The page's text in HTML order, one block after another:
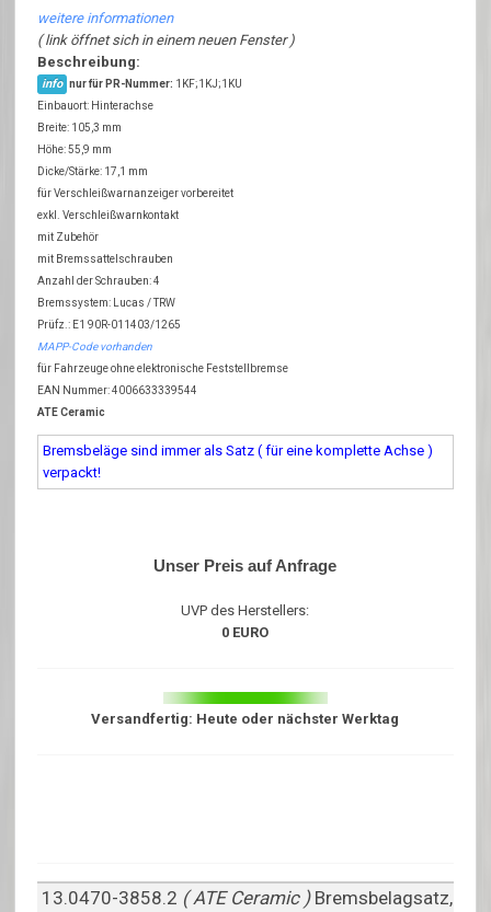
weitere informationen
( link öffnet sich in einem neuen Fenster )
Beschreibung:
info nur für PR-Nummer: 1KF;1KJ;1KU
Einbauort: Hinterachse
Breite: 105,3 mm
Höhe: 55,9 mm
Dicke/Stärke: 17,1 mm
für Verschleißwarnanzeiger vorbereitet
exkl. Verschleißwarnkontakt
mit Zubehör
mit Bremssattelschrauben
Anzahl der Schrauben: 4
Bremssystem: Lucas / TRW
Prüfz.: E1 90R-011403/1265
MAPP-Code vorhanden
für Fahrzeuge ohne elektronische Feststellbremse
EAN Nummer: 4006633339544
ATE Ceramic
Bremsbeläge sind immer als Satz ( für eine komplette Achse )
verpackt!
Unser Preis auf Anfrage
UVP des Herstellers:
0 EURO
Versandfertig: Heute oder nächster Werktag
13.0470-3858.2 ( ATE Ceramic ) Bremsbelagsatz,